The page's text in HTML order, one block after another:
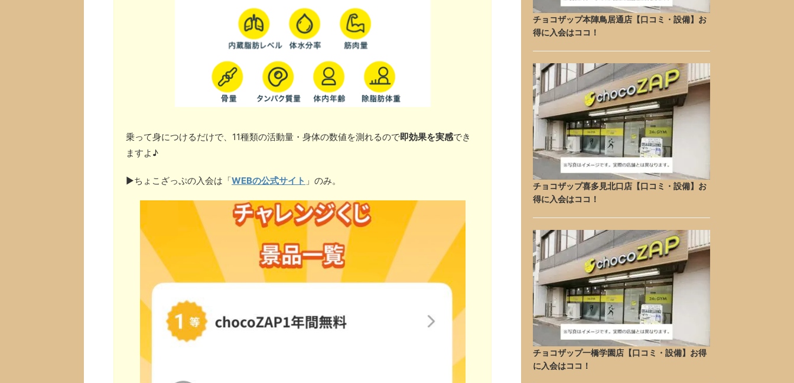
乗って身につけるだけで、11種類の活動量・身体の数値を測れるので即効果を実感でき
ますよ♪
▶︎ちょこざっぷの入会は「WEBの公式サイト 」のみ。
チョコザップ本陣鳥居通店【口コミ・設備】お
得に入会はココ！
チョコザップ喜多見北口店【口コミ・設備】お
得に入会はココ！
チョコザップ一橋学園店【口コミ・設備】お得
に入会はココ！